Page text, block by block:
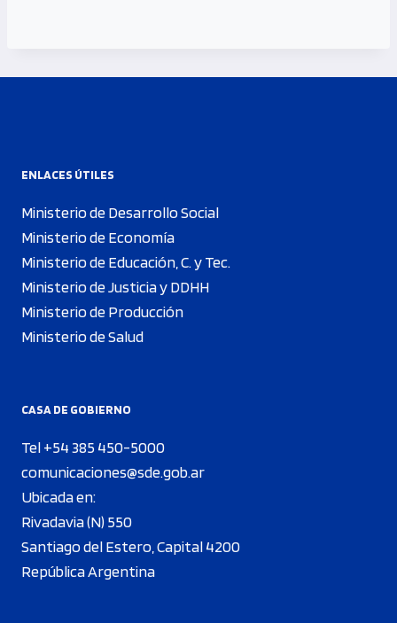
ENLACES ÚTILES
Ministerio de Desarrollo Social
Ministerio de Economía
Ministerio de Educación, C. y Tec.
Ministerio de Justicia y DDHH
Ministerio de Producción
Ministerio de Salud
CASA DE GOBIERNO
Tel +54 385 450-5000
comunicaciones@sde.gob.ar
Ubicada en:
Rivadavia (N) 550
Santiago del Estero, Capital 4200
República Argentina